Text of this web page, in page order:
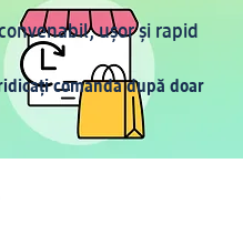
ușor și rapid
comanda după doar